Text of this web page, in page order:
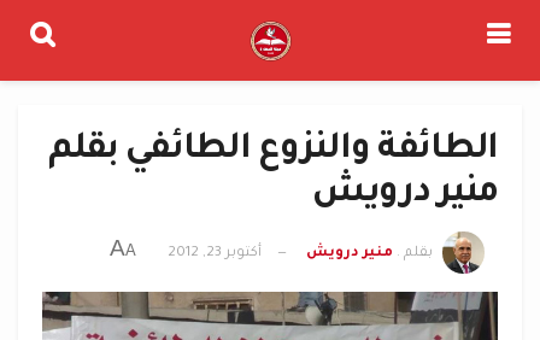
الطائفة والنزوع الطائفي بقلم
منير درويش
بقلم . منير درويش أكتوبر 23, 2012 A
A